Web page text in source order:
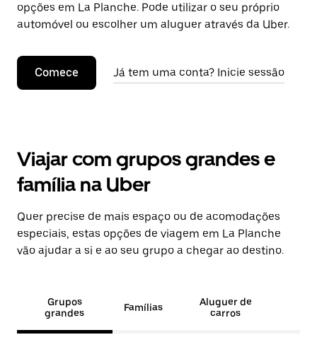
opções em La Planche. Pode utilizar o seu próprio
automóvel ou escolher um aluguer através da Uber.
Comece Já tem uma conta? Inicie sessão
Viajar com grupos grandes e
família na Uber
Quer precise de mais espaço ou de acomodações
especiais, estas opções de viagem em La Planche
vão ajudar a si e ao seu grupo a chegar ao destino.
Grupos
grandes
Famílias
Aluguer de
carros